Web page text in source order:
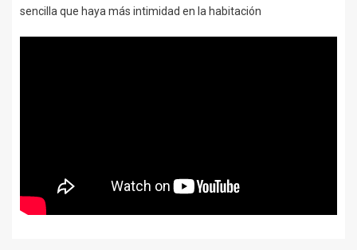
sencilla que haya más intimidad en la habitación